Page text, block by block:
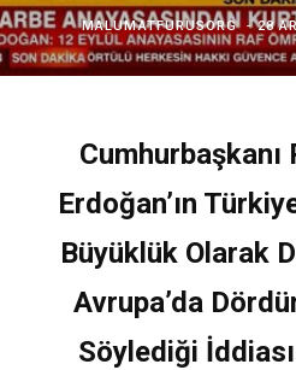
MALUMATFURUSORG 28
Cumhurbaşkanı
Erdoğan’ın
Büyüklük Olarak
Avrupa’da
Söylediği